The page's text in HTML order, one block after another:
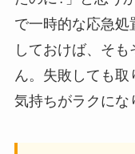
で一時的な応急
しておけば、そ
ん。失敗しても取
気持ちがラクにな